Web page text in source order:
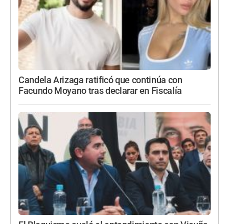
Candela Arizaga ratificó que continúa con
Facundo Moyano tras declarar en Fiscalía